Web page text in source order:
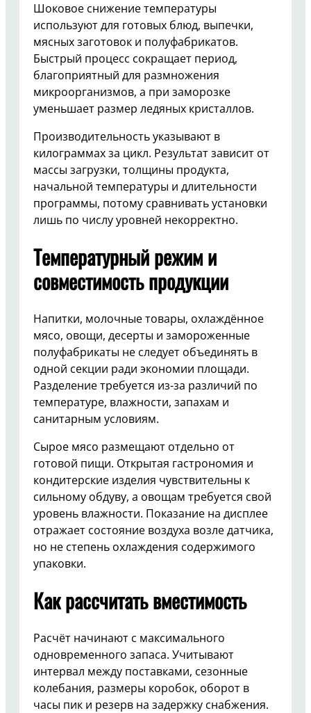
Шоковое снижение температуры
используют для готовых блюд, выпечки,
мясных заготовок и полуфабрикатов.
Быстрый процесс сокращает период,
благоприятный для размножения
микроорганизмов, а при заморозке
уменьшает размер ледяных кристаллов.
Производительность указывают в
килограммах за цикл. Результат зависит от
массы загрузки, толщины продукта,
начальной температуры и длительности
программы, потому сравнивать установки
лишь по числу уровней некорректно.
Температурный режим и
совместимость продукции
Напитки, молочные товары, охлаждённое
мясо, овощи, десерты и замороженные
полуфабрикаты не следует объединять в
одной секции ради экономии площади.
Разделение требуется из-за различий по
температуре, влажности, запахам и
санитарным условиям.
Сырое мясо размещают отдельно от
готовой пищи. Открытая гастрономия и
кондитерские изделия чувствительны к
сильному обдуву, а овощам требуется свой
уровень влажности. Показание на дисплее
отражает состояние воздуха возле датчика,
но не степень охлаждения содержимого
упаковки.
Как рассчитать вместимость
Расчёт начинают с максимального
одновременного запаса. Учитывают
интервал между поставками, сезонные
колебания, размеры коробок, оборот в
часы пик и резерв на задержку снабжения.